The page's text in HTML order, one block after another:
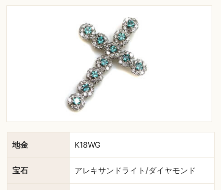
地金 K18WG
宝石 アレキサンドライト/ダイヤモンド